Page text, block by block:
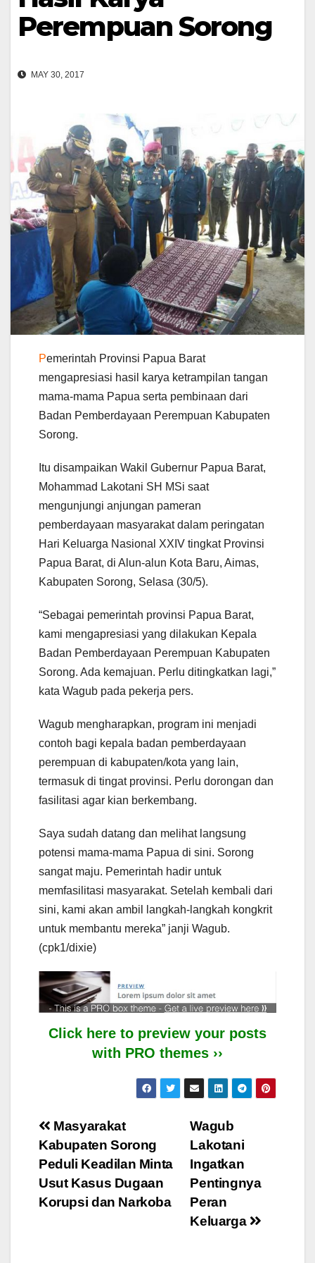
Perempuan Sorong
MAY 30, 2017
Pemerintah Provinsi Papua Barat
mengapresiasi hasil karya ketrampilan tangan
mama-mama Papua serta pembinaan dari
Badan Pemberdayaan Perempuan Kabupaten
Sorong.
Itu disampaikan Wakil Gubernur Papua Barat,
Mohammad Lakotani SH MSi saat
mengunjungi anjungan pameran
pemberdayaan masyarakat dalam peringatan
Hari Keluarga Nasional XXIV tingkat Provinsi
Papua Barat, di Alun-alun Kota Baru, Aimas,
Kabupaten Sorong, Selasa (30/5).
“Sebagai pemerintah provinsi Papua Barat,
kami mengapresiasi yang dilakukan Kepala
Badan Pemberdayaan Perempuan Kabupaten
Sorong. Ada kemajuan. Perlu ditingkatkan lagi,”
kata Wagub pada pekerja pers.
Wagub mengharapkan, program ini menjadi
contoh bagi kepala badan pemberdayaan
perempuan di kabupaten/kota yang lain,
termasuk di tingat provinsi. Perlu dorongan dan
fasilitasi agar kian berkembang.
Saya sudah datang dan melihat langsung
potensi mama-mama Papua di sini. Sorong
sangat maju. Pemerintah hadir untuk
memfasilitasi masyarakat. Setelah kembali dari
sini, kami akan ambil langkah-langkah kongkrit
untuk membantu mereka” janji Wagub.
(cpk1/dixie)
Click here to preview your posts
with PRO themes ››
Post
navigation
Wagub
Lakotani
Ingatkan
Pentingnya
Peran
Keluarga
Masyarakat
Kabupaten Sorong
Peduli Keadilan Minta
Usut Kasus Dugaan
Korupsi dan Narkoba